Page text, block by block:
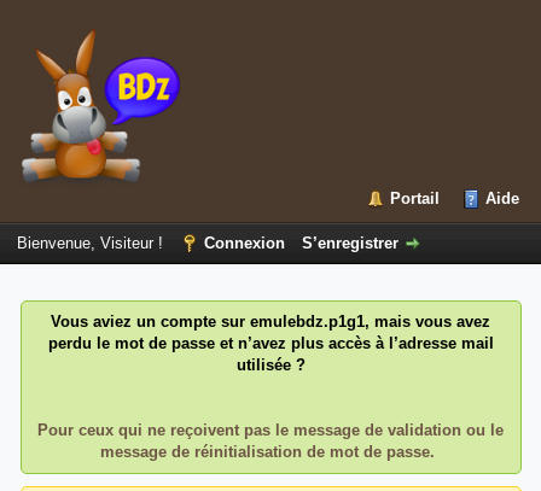
Portail Aide
Bienvenue, Visiteur ! Connexion S’enregistrer
Vous aviez un compte sur emulebdz.p1g1, mais vous avez
perdu le mot de passe et n’avez plus accès à l’adresse mail
utilisée ?
Pour ceux qui ne reçoivent pas le message de validation ou le
message de réinitialisation de mot de passe.